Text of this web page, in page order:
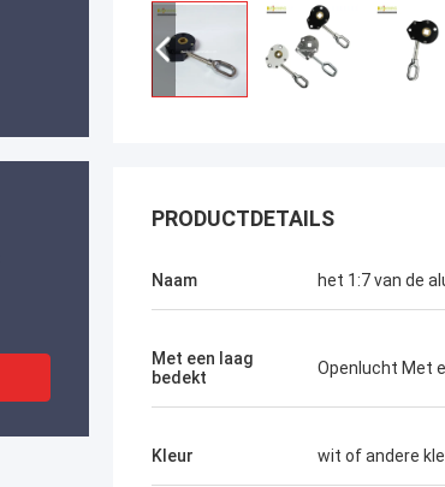
PRODUCTDETAILS
Naam het 1:7 van de
Met een laag
bedekt
Openlucht Met
Kleur wit of andere